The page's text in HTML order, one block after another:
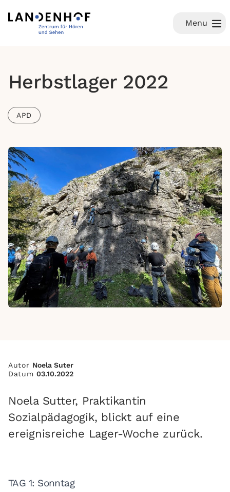
Menu
Herbstlager 2022
APD
Autor Noela Suter
Datum03.10.2022
Noela Sutter, Praktikantin
Sozialpädagogik, blickt auf eine
ereignisreiche Lager-Woche zurück.
TAG 1: Sonntag